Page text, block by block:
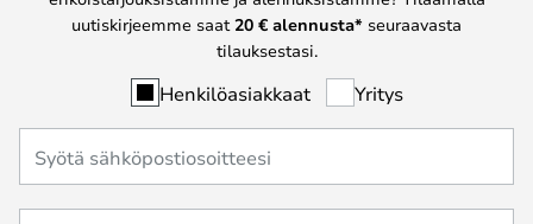
uutiskirjeemme saat 20 € alennusta* seuraavasta
tilauksestasi.
Henkilöasiakkaat Yritys